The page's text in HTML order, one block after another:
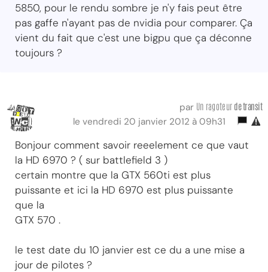
5850, pour le rendu sombre je n'y fais peut être
pas gaffe n'ayant pas de nvidia pour comparer. Ça
vient du fait que c'est une bigpu que ça déconne
toujours ?
par Un ragoteur de transit
le vendredi 20 janvier 2012 à 09h31
Bonjour comment savoir reeelement ce que vaut
la HD 6970 ? ( sur battlefield 3 )
certain montre que la GTX 560ti est plus
puissante et ici la HD 6970 est plus puissante
que la
GTX 570 .
le test date du 10 janvier est ce du a une mise a
jour de pilotes ?